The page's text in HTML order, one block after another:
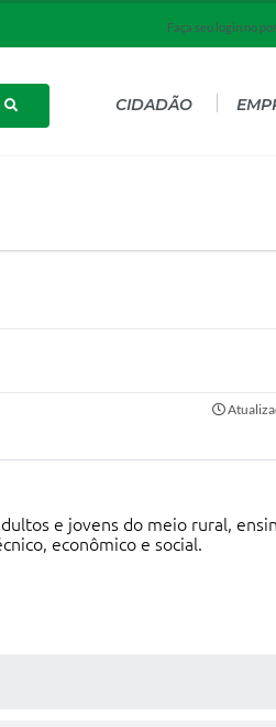
Faça seu login no
CIDADÃO
e jovens do meio rural,
econômico e social.